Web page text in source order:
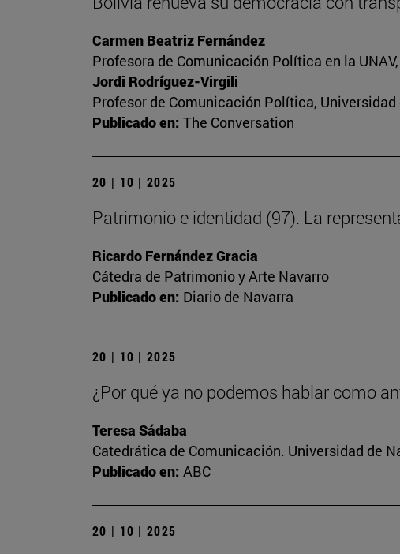
Carmen Beatriz Fernández
Profesora de Comunicación Política en la
Jordi Rodríguez-Virgili
Profesor de Comunicación Política, Universidad
Publicado en: The Conversation
20 | 10 | 2025
Patrimonio e identidad (97). La
Ricardo Fernández Gracia
Cátedra de Patrimonio y Arte Navarro
Publicado en: Diario de Navarra
20 | 10 | 2025
¿Por qué ya no podemos hablar como
Teresa Sádaba
Catedrática de Comunicación. Universidad de
Publicado en: ABC
20 | 10 | 2025